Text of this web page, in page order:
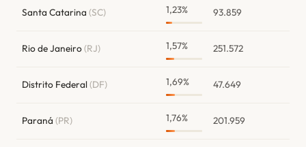
Santa Catarina (SC) 1,23% 93.859
Rio de Janeiro(RJ) 1,57% 251.572
Distrito Federal(DF) 1,69% 47.649
Paraná (PR) 1,76% 201.959